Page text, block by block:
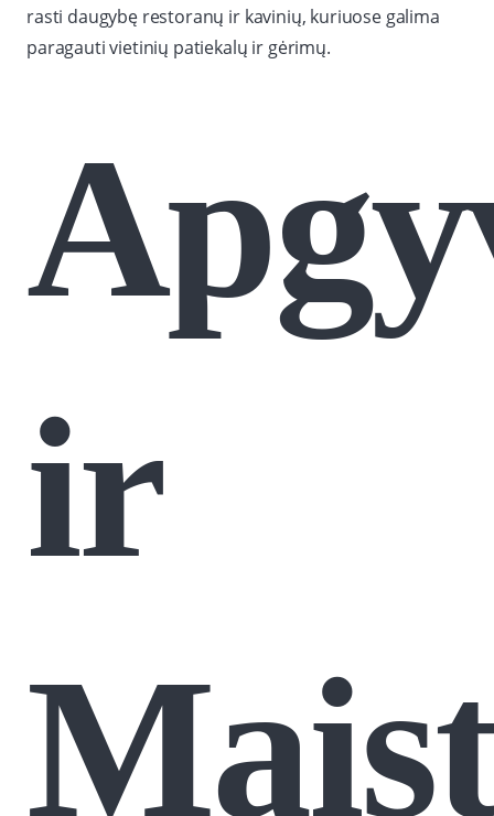
rasti daugybę restoranų ir kavinių, kuriuose galima
paragauti vietinių patiekalų ir gėrimų.
ir